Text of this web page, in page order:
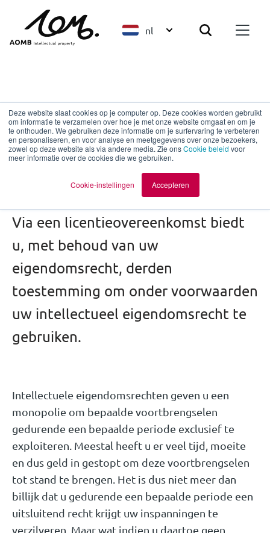
Deze website slaat cookies op je computer op. Deze cookies worden gebruikt
om informatie te verzamelen over hoe je met onze website omgaat en om je
te onthouden. We gebruiken deze informatie om je surfervaring te verbeteren
en personaliseren, en voor analyse en meetgegevens over onze bezoekers,
zowel op deze website als via andere media. Zie onsCookie beleid voor
meer informatie over de cookies die we gebruiken.
Cookie-instellingen Accepteren
nl
Legal
Hoe stelt u een
licentieovereenkomst
Via een licentieovereenkomst biedt
u, met behoud van uw
eigendomsrecht, derden
toestemming om onder voorwaarden
uw intellectueel eigendomsrecht te
gebruiken.
Intellectuele eigendomsrechten geven u een
monopolie om bepaalde voortbrengselen
gedurende een bepaalde periode exclusief te
exploiteren. Meestal heeft u er veel tijd, moeite
en dus geld in gestopt om deze voortbrengselen
tot stand te brengen. Het is dus niet meer dan
billijk dat u gedurende een bepaalde periode een
uitsluitend recht krijgt uw inspanningen te
verzilveren. Maar wat indien u daartoe geen